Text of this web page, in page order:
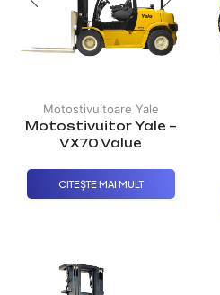
Motostivuitoare Yale
Motostivuitor Yale –
VX70 Value
CITEȘTE MAI MULT